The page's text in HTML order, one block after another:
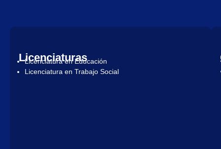
Licenciaturas
Licenciatura en Educación
Licenciatura en Trabajo Social